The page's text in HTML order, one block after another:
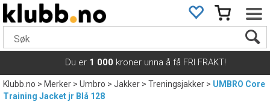
Du er 1 000 kroner unna å få FRI FRAKT!
Klubb.no>Merker>Umbro>Jakker>Treningsjakker>UMBRO Core
Training Jacket jr Blå 128